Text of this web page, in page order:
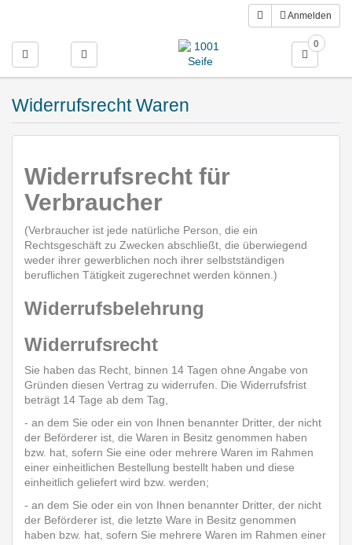
Anmelden
Toggle navigation
0
Widerrufsrecht Waren
Widerrufsrecht für
Verbraucher
(Verbraucher ist jede natürliche Person, die ein
Rechtsgeschäft zu Zwecken abschließt, die überwiegend
weder ihrer gewerblichen noch ihrer selbstständigen
beruflichen Tätigkeit zugerechnet werden können.)
Widerrufsbelehrung
Widerrufsrecht
Sie haben das Recht, binnen 14 Tagen ohne Angabe von
Gründen diesen Vertrag zu widerrufen. Die Widerrufsfrist
beträgt 14 Tage ab dem Tag,
- an dem Sie oder ein von Ihnen benannter Dritter, der nicht
der Beförderer ist, die Waren in Besitz genommen haben
bzw. hat, sofern Sie eine oder mehrere Waren im Rahmen
einer einheitlichen Bestellung bestellt haben und diese
einheitlich geliefert wird bzw. werden;
- an dem Sie oder ein von Ihnen benannter Dritter, der nicht
der Beförderer ist, die letzte Ware in Besitz genommen
haben bzw. hat, sofern Sie mehrere Waren im Rahmen einer